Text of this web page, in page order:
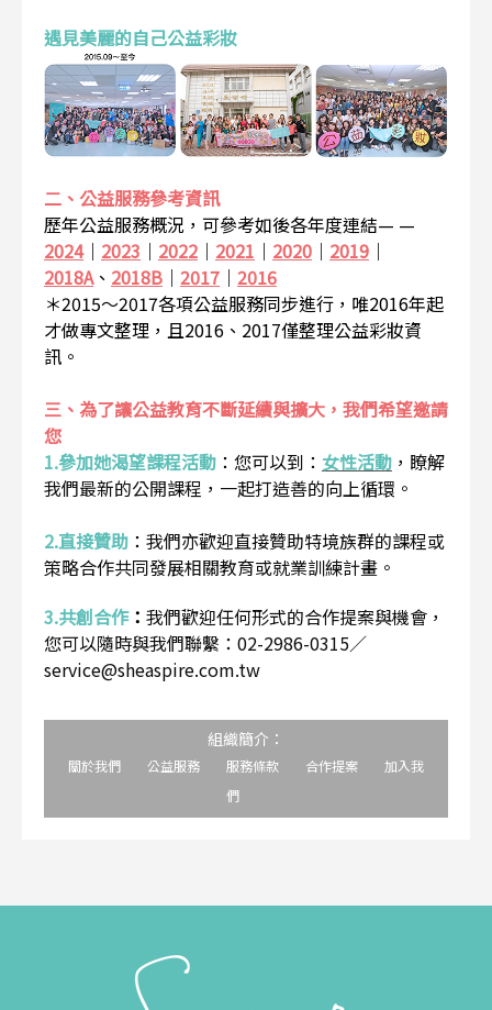
遇見美麗的自己公益彩妝
二、公益服務參考資訊
歷年公益服務概況，可參考如後各年度連結— —
2024｜ 2023 ｜ 2022 ｜ 2021 ｜ 2020 ｜ 2019 ｜
2018A、 2018B ｜ 2017 ｜ 2016
＊2015～2017各項公益服務同步進行，唯2016年起
才做專文整理，且2016、2017僅整理公益彩妝資
訊。
三、為了讓公益教育不斷延續與擴大，我們希望邀請
您
1.參加她渴望課程活動 ： 您可以到： 女性活動 ，瞭解
我們最新的公開課程，一起打造善的向上循環。
2.直接贊助 ： 我們亦歡迎直接贊助特境族群的課程或
策略合作共同發展相關教育或就業訓練計畫。
3.共創合作： 我們歡迎任何形式的合作提案與機會，
您可以隨時與我們聯繫：02-2986-0315／
service@sheaspire.com.tw
組織簡介：
關於我們 公益服務 服務條款 合作提案
加入我
們